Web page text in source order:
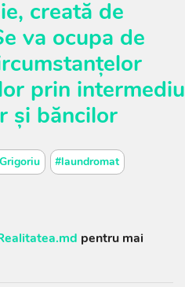
creată de
va ocupa de
prin
și băncilor
#laundromat
pentru mai